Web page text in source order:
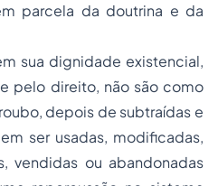
parcela da doutrina e da
dignidade existencial,
pelo direito, não são como
depois de subtraídas e
ser usadas, modificadas,
vendidas ou abandonadas